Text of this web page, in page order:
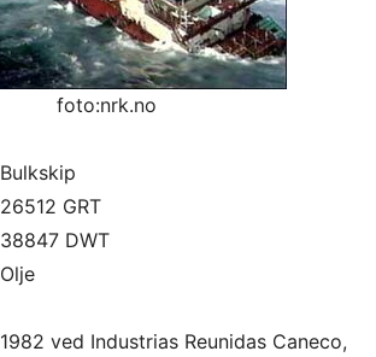
foto:nrk.no
Bulkskip
26512 GRT
38847 DWT
Olje
1982 ved Industrias Reunidas Caneco,